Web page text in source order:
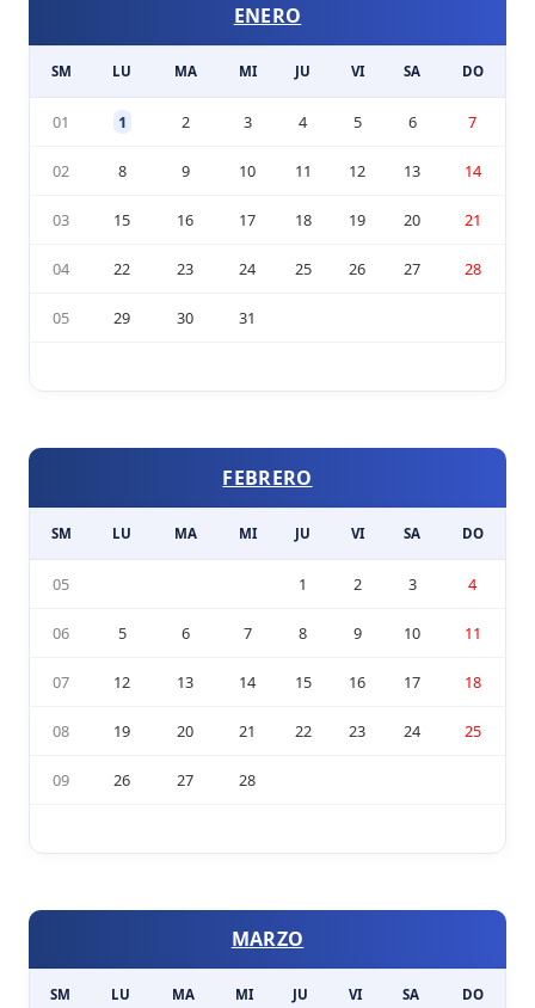
ENERO
SM LU MA MI JU VI SA DO
01 1 2 3 4 5 6 7
02 8 9 10 11 12 13 14
03 15 16 17 18 19 20 21
04 22 23 24 25 26 27 28
05 29 30 31
FEBRERO
SM LU MA MI JU VI SA DO
05 1 2 3 4
06 5 6 7 8 9 10 11
07 12 13 14 15 16 17 18
08 19 20 21 22 23 24 25
09 26 27 28
MARZO
SM LU MA MI JU VI SA DO